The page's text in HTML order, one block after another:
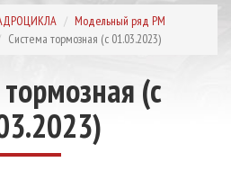
Модельный ряд РМ
Система тормозная (с 01.03.2023)
(с